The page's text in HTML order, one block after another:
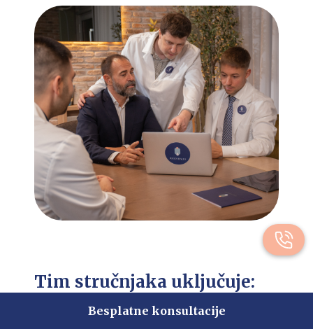
Tim stručnjaka uključuje:
Besplatne konsultacije